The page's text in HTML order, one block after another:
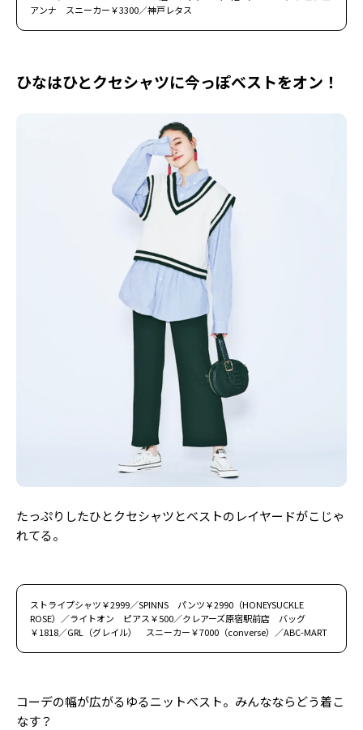
アンナ スニーカー￥3300／神戸レタス
ひなはひとクセシャツに今っぽべストをオン！
たっぷりしたひとクセシャツとベストのレイヤードがこじゃ
れてる。
ストライプシャツ￥2999／SPINNS パンツ￥2990（HONEYSUCKLE
ROSE）／ライトオン ピアス￥500／クレアーズ原宿駅前店 バッグ
￥1818／GRL（グレイル） スニーカー￥7000（converse）／ABC-MART
コーデの幅が広がるゆるニットベスト。みんなならどう着こ
なす？